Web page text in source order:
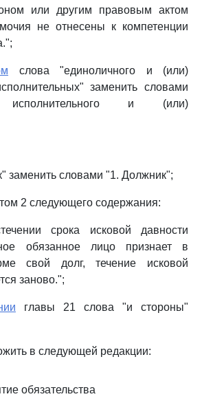
или другим правовым актом
не отнесены к компетенции
слова "единоличного и (или)
заменить словами
исполнительного и (или)
заменить словами "1. Должник";
2 следующего содержания:
срока исковой давности
обязанное лицо признает в
свой долг, течение исковой
заново.";
главы 21 слова "и стороны"
в следующей редакции:
обязательства